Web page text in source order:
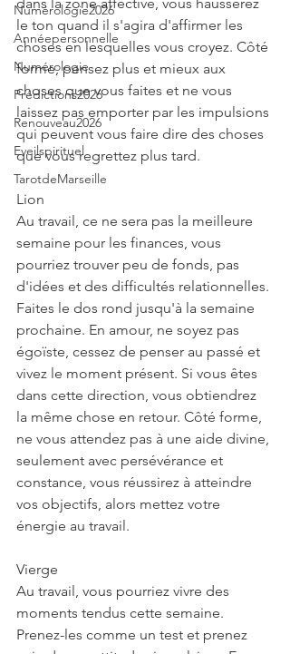
Numérologie2026
Annéepersonnelle
Numérologie
Prédictions2026
Renouveau2026
Eveilspirituel
TarotdeMarseille
le ton quand il s'agira d'affirmer les
choses en lesquelles vous croyez. Côté
forme, pensez plus et mieux aux
choses que vous faites et ne vous
laissez pas emporter par les impulsions
qui peuvent vous faire dire des choses
que vous regrettez plus tard.
Lion
Au travail, ce ne sera pas la meilleure
semaine pour les finances, vous
pourriez trouver peu de fonds, pas
d'idées et des difficultés relationnelles.
Faites le dos rond jusqu'à la semaine
prochaine. En amour, ne soyez pas
égoïste, cessez de penser au passé et
vivez le moment présent. Si vous êtes
dans cette direction, vous obtiendrez
la même chose en retour. Côté forme,
ne vous attendez pas à une aide divine,
seulement avec persévérance et
constance, vous réussirez à atteindre
vos objectifs, alors mettez votre
énergie au travail.
Vierge
Au travail, vous pourriez vivre des
moments tendus cette semaine.
Prenez-les comme un test et prenez